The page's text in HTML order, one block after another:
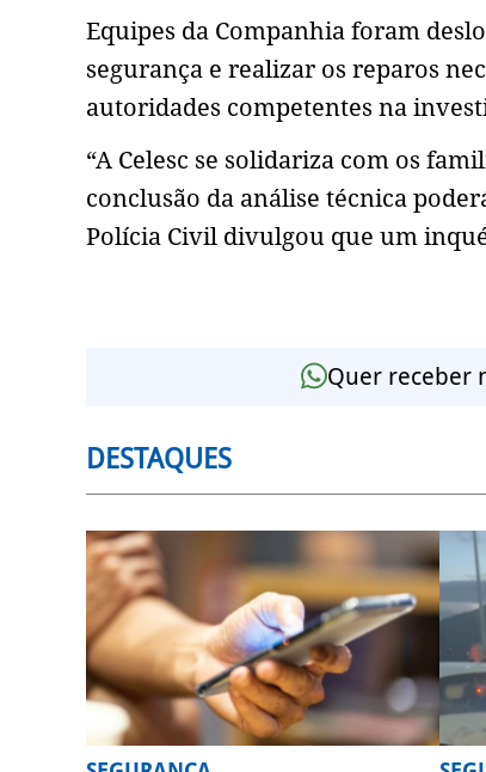
Equipes da Companhia foram
segurança e realizar os reparos
autoridades competentes na
“A Celesc se solidariza com os
conclusão da análise técnica
Polícia Civil divulgou que um
Quer receber
DESTAQUES